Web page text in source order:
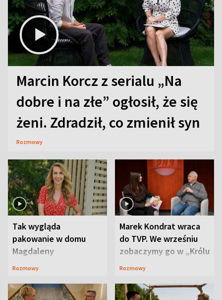
Marcin Korcz z serialu „Na
dobre i na złe” ogłosił, że się
żeni. Zdradził, co zmienił syn
Rozmowy
Tak wygląda
pakowanie w domu
Magdaleny
Waligórskiej-Lisieckiej.
Rozmowy
Marek Kondrat wraca
do TVP. We wrześniu
zobaczymy go w „Królu
Maciusiu I”
Rozmowy